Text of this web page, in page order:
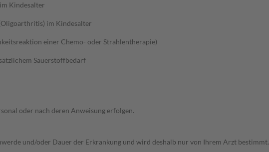
Kindesalter
im Kindesalter
einer Chemo- oder Strahlentherapie)
Sauerstoffbedarf
oder nach deren Anweisung erfolgen.
und/oder Dauer der Erkrankung und wird deshalb nur von Ihrem Arzt bestimmt.